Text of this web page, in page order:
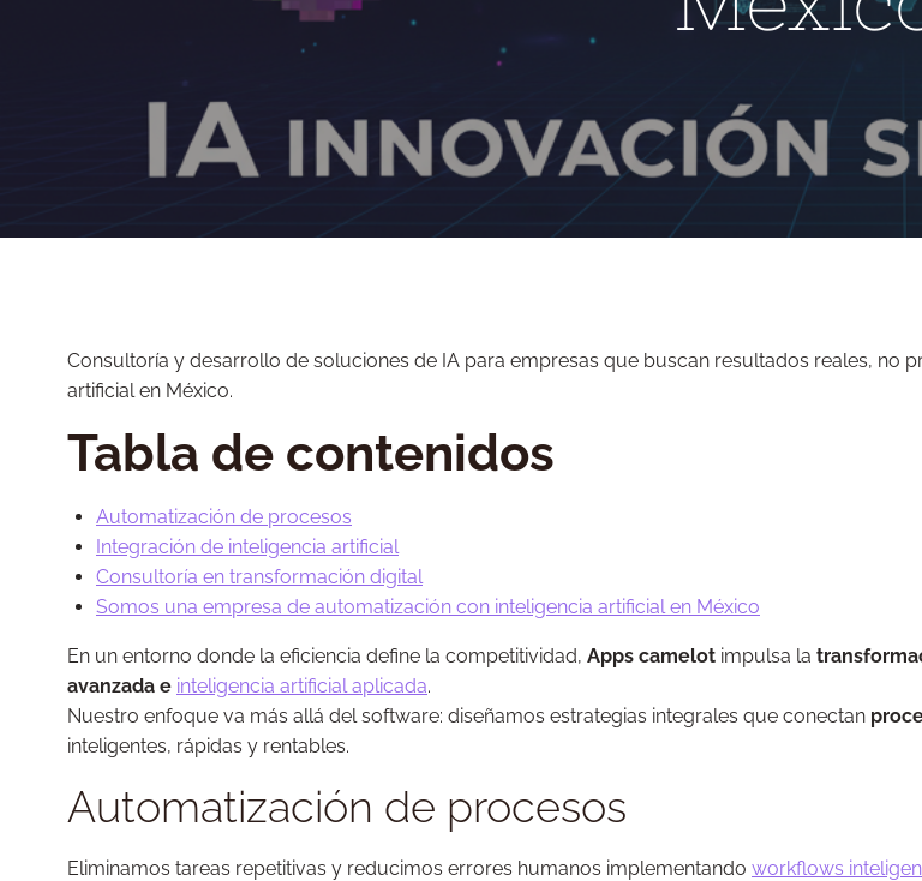
Consultoría y desarrollo de soluciones de IA para empresas que buscan resultados reales, no
artificial en México.
Tabla de contenidos
Automatización de procesos
Integración de inteligencia artificial
Consultoría en transformación digital
Somos una empresa de automatización con inteligencia artificial en México
En un entorno donde la eficiencia define la competitividad, Apps camelot impulsa la
avanzada e inteligencia artificial aplicada.
Nuestro enfoque va más allá del software: diseñamos estrategias integrales que conectan
inteligentes, rápidas y rentables.
Automatización de procesos
Eliminamos tareas repetitivas y reducimos errores humanos implementando workflows